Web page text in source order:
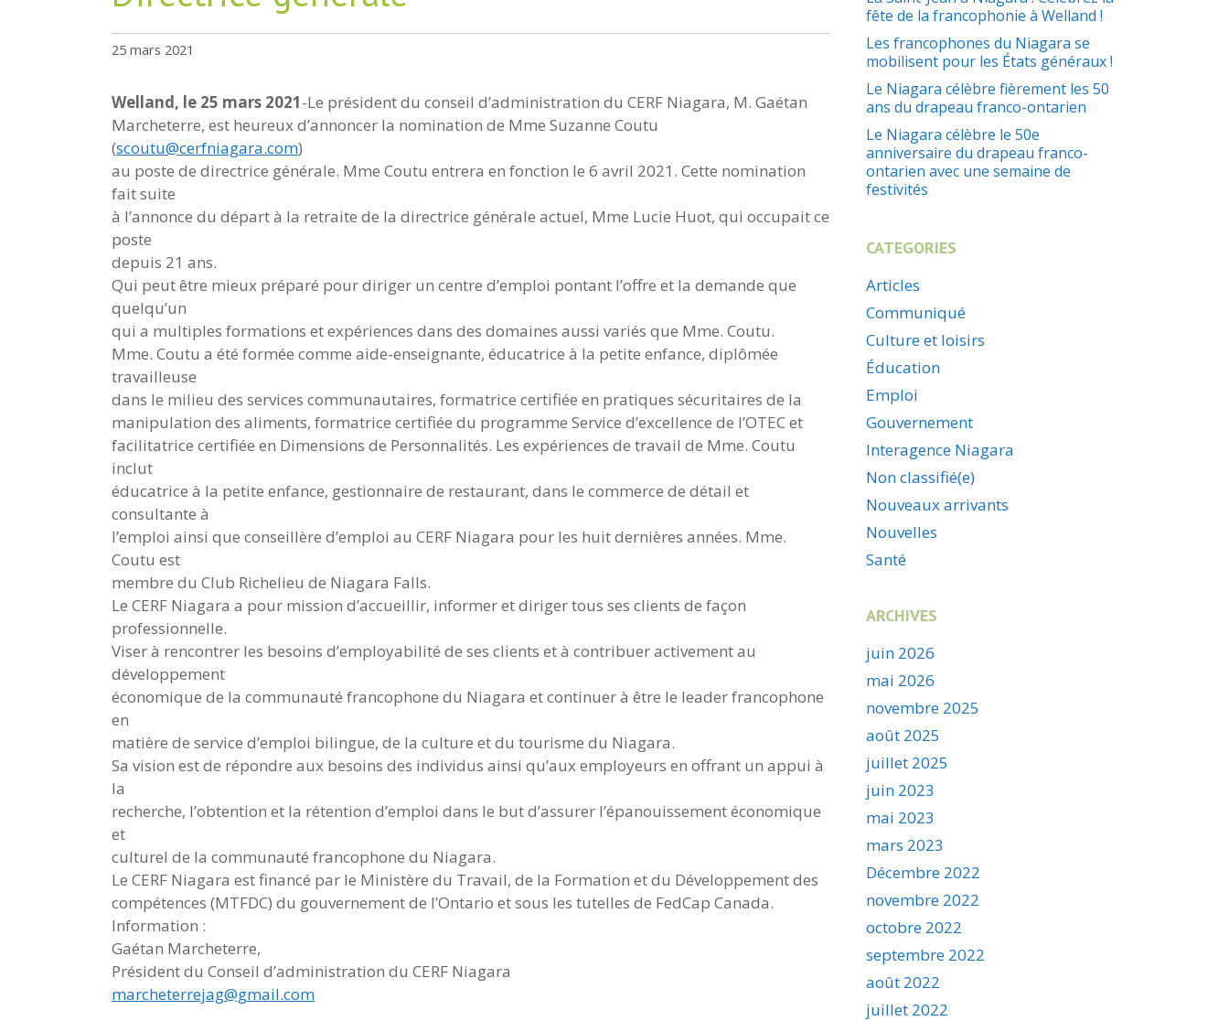
25 mars 2021
Welland, le 25 mars 2021-Le président du conseil d’administration du CERF Niagara, M. Gaétan
Marcheterre, est heureux d’annoncer la nomination de Mme Suzanne Coutu
(scoutu@cerfniagara.com)
au poste de directrice générale. Mme Coutu entrera en fonction le 6 avril 2021. Cette nomination
fait suite
à l’annonce du départ à la retraite de la directrice générale actuel, Mme Lucie Huot, qui occupait ce
poste
depuis 21 ans.
Qui peut être mieux préparé pour diriger un centre d’emploi pontant l’offre et la demande que
quelqu’un
qui a multiples formations et expériences dans des domaines aussi variés que Mme. Coutu.
Mme. Coutu a été formée comme aide-enseignante, éducatrice à la petite enfance, diplômée
travailleuse
dans le milieu des services communautaires, formatrice certifiée en pratiques sécuritaires de la
manipulation des aliments, formatrice certifiée du programme Service d’excellence de l’OTEC et
facilitatrice certifiée en Dimensions de Personnalités. Les expériences de travail de Mme. Coutu
inclut
éducatrice à la petite enfance, gestionnaire de restaurant, dans le commerce de détail et
consultante à
l’emploi ainsi que conseillère d’emploi au CERF Niagara pour les huit dernières années. Mme.
Coutu est
membre du Club Richelieu de Niagara Falls.
Le CERF Niagara a pour mission d’accueillir, informer et diriger tous ses clients de façon
professionnelle.
Viser à rencontrer les besoins d’employabilité de ses clients et à contribuer activement au
développement
économique de la communauté francophone du Niagara et continuer à être le leader francophone
en
matière de service d’emploi bilingue, de la culture et du tourisme du Niagara.
Sa vision est de répondre aux besoins des individus ainsi qu’aux employeurs en offrant un appui à
la
recherche, l’obtention et la rétention d’emploi dans le but d’assurer l’épanouissement économique
et
culturel de la communauté francophone du Niagara.
Le CERF Niagara est financé par le Ministère du Travail, de la Formation et du Développement des
compétences (MTFDC) du gouvernement de l’Ontario et sous les tutelles de FedCap Canada.
Information :
Gaétan Marcheterre,
Président du Conseil d’administration du CERF Niagara
marcheterrejag@gmail.com
fête de la francophonie à Welland !
Les francophones du Niagara se
mobilisent pour les États généraux !
Le Niagara célèbre fièrement les 50
ans du drapeau franco-ontarien
Le Niagara célèbre le 50e
anniversaire du drapeau franco-
ontarien avec une semaine de
festivités
CATEGORIES
Articles
Communiqué
Culture et loisirs
Éducation
Emploi
Gouvernement
Interagence Niagara
Non classifié(e)
Nouveaux arrivants
Nouvelles
Santé
ARCHIVES
juin 2026
mai 2026
novembre 2025
août 2025
juillet 2025
juin 2023
mai 2023
mars 2023
Décembre 2022
novembre 2022
octobre 2022
septembre 2022
août 2022
juillet 2022